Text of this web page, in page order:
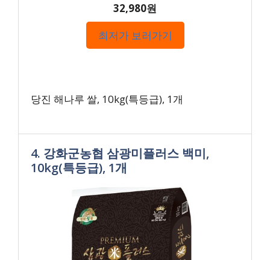
32,980원
최저가 보러가기
당진 해나루 쌀, 10kg(특등급), 1개
4. 강화군농협 삼광미플러스 백미,
10kg(특등급), 1개